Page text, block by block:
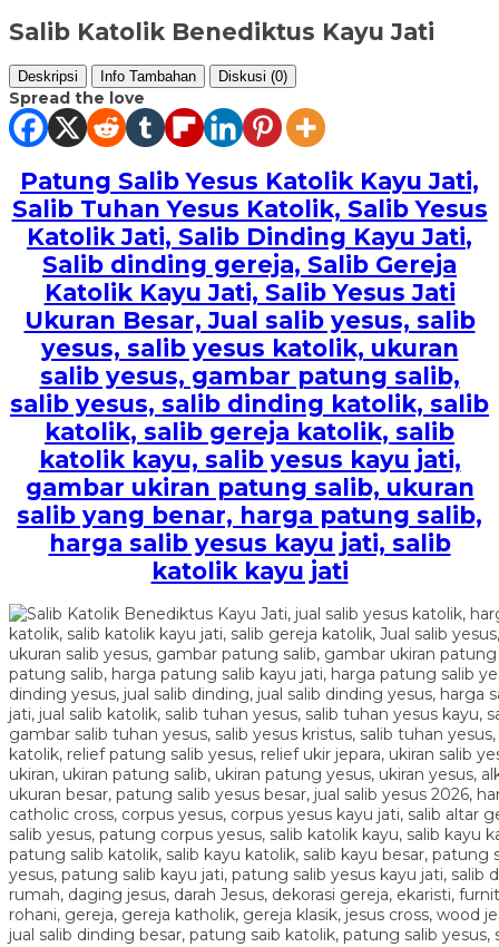
Salib Katolik Benediktus Kayu Jati
Deskripsi Info Tambahan Diskusi (0)
Spread the love
Patung Salib Yesus Katolik Kayu Jati,
Salib Tuhan Yesus Katolik, Salib Yesus
Katolik Jati, Salib Dinding Kayu Jati,
Salib dinding gereja, Salib Gereja
Katolik Kayu Jati, Salib Yesus Jati
Ukuran Besar, Jual salib yesus, salib
yesus, salib yesus katolik, ukuran
salib yesus, gambar patung salib,
salib yesus, salib dinding katolik, salib
katolik, salib gereja katolik, salib
katolik kayu, salib yesus kayu jati,
gambar ukiran patung salib, ukuran
salib yang benar, harga patung salib,
harga salib yesus kayu jati, salib
katolik kayu jati